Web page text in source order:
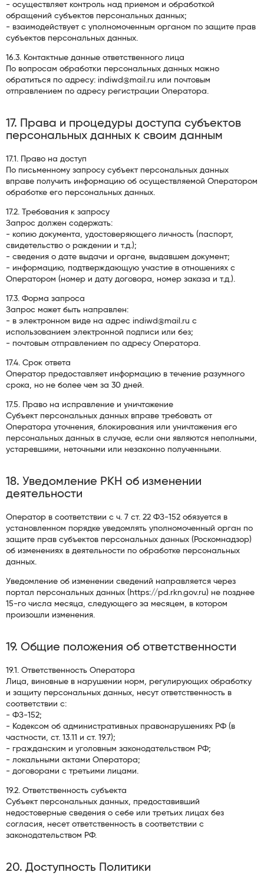
- осуществляет контроль над приемом и обработкой
обращений субъектов персональных данных;
- взаимодействует с уполномоченным органом по защите прав
субъектов персональных данных.
16.3. Контактные данные ответственного лица
По вопросам обработки персональных данных можно
обратиться по адресу: indiwd@mail.ru или почтовым
отправлением по адресу регистрации Оператора.
17. Права и процедуры доступа субъектов
персональных данных к своим данным
17.1. Право на доступ
По письменному запросу субъект персональных данных
вправе получить информацию об осуществляемой Оператором
обработке его персональных данных.
17.2. Требования к запросу
Запрос должен содержать:
- копию документа, удостоверяющего личность (паспорт,
свидетельство о рождении и т.д.);
- сведения о дате выдачи и органе, выдавшем документ;
- информацию, подтверждающую участие в отношениях с
Оператором (номер и дату договора, номер заказа и т.д.).
17.3. Форма запроса
Запрос может быть направлен:
- в электронном виде на адрес indiwd@mail.ru с
использованием электронной подписи или без;
- почтовым отправлением по адресу Оператора.
17.4. Срок ответа
Оператор предоставляет информацию в течение разумного
срока, но не более чем за 30 дней.
17.5. Право на исправление и уничтожение
Субъект персональных данных вправе требовать от
Оператора уточнения, блокирования или уничтожения его
персональных данных в случае, если они являются неполными,
устаревшими, неточными или незаконно полученными.
18. Уведомление РКН об изменении
деятельности
Оператор в соответствии с ч. 7 ст. 22 ФЗ-152 обязуется в
установленном порядке уведомлять уполномоченный орган по
защите прав субъектов персональных данных (Роскомнадзор)
об изменениях в деятельности по обработке персональных
данных.
Уведомление об изменении сведений направляется через
портал персональных данных (https://pd.rkn.gov.ru) не позднее
15-го числа месяца, следующего за месяцем, в котором
произошли изменения.
19. Общие положения об ответственности
19.1. Ответственность Оператора
Лица, виновные в нарушении норм, регулирующих обработку
и защиту персональных данных, несут ответственность в
соответствии с:
- ФЗ-152;
- Кодексом об административных правонарушениях РФ (в
частности, ст. 13.11 и ст. 19.7);
- гражданским и уголовным законодательством РФ;
- локальными актами Оператора;
- договорами с третьими лицами.
19.2. Ответственность субъекта
Субъект персональных данных, предоставивший
недостоверные сведения о себе или третьих лицах без
согласия, несет ответственность в соответствии с
законодательством РФ.
20. Доступность Политики